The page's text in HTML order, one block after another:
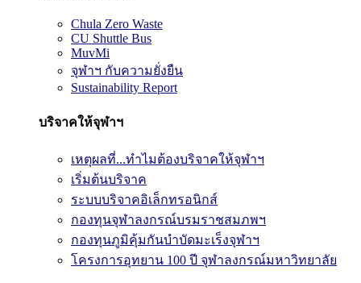
Chula Zero Waste
CU Shuttle Bus
MuvMi
จุฬาฯ กับความยั่งยืน
Sustainability Report
บริจาคให้จุฬาฯ
เหตุผลที่...ทำไมต้องบริจาคให้จุฬาฯ
เริ่มต้นบริจาค
ระบบบริจาคอิเล็กทรอนิกส์
กองทุนจุฬาลงกรณ์บรมราชสมภพฯ
กองทุนภูมิคุ้มกันบำบัดมะเร็งจุฬาฯ
โครงการอุทยาน 100 ปี จุฬาลงกรณ์มหาวิทยาลัย